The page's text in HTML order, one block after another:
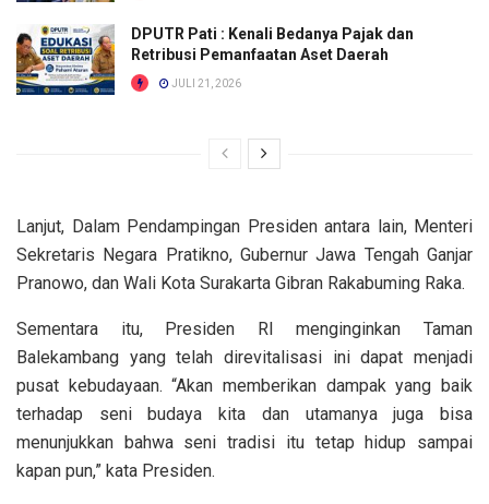
DPUTR Pati : Kenali Bedanya Pajak dan
Retribusi Pemanfaatan Aset Daerah
JULI 21, 2026
Lanjut, Dalam Pendampingan Presiden antara lain, Menteri
Sekretaris Negara Pratikno, Gubernur Jawa Tengah Ganjar
Pranowo, dan Wali Kota Surakarta Gibran Rakabuming Raka.
Sementara itu, Presiden RI menginginkan Taman
Balekambang yang telah direvitalisasi ini dapat menjadi
pusat kebudayaan. “Akan memberikan dampak yang baik
terhadap seni budaya kita dan utamanya juga bisa
menunjukkan bahwa seni tradisi itu tetap hidup sampai
kapan pun,” kata Presiden.